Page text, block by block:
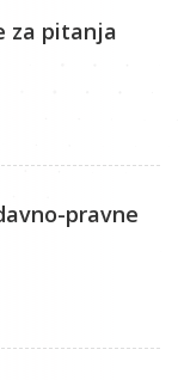
za pitanja
pravne